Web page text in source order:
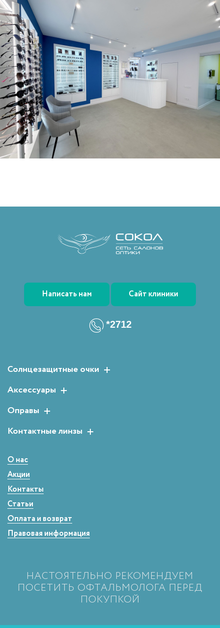
Написать нам Сайт клиники
*2712
Солнцезащитные очки
Детские солнцезащитные очки
Аксессуары
Оправы
Детские оправы
Контактные линзы
Однодневные
Сферические
О нас
Акции
Контакты
Статьи
Оплата и возврат
Правовая информация
НАСТОЯТЕЛЬНО РЕКОМЕНДУЕМ
ПОСЕТИТЬ ОФТАЛЬМОЛОГА ПЕРЕД
ПОКУПКОЙ